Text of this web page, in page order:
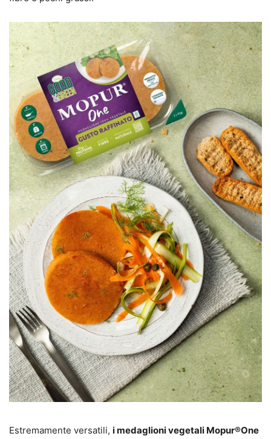
Estremamente versatili, i medaglioni vegetali Mopur®One